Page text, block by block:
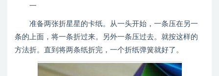
一
准备两张折星星的卡纸。从一头开始，一条压在另一
条的上面，将一条折过来。另外一条压过去。就按这样的
方法折。直到将两条纸折完，一个折纸弹簧就好了。